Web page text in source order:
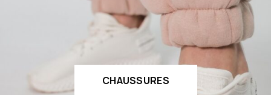
CHAUSSURES